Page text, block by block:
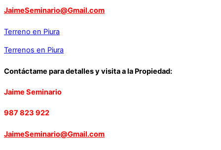
JaimeSeminario@Gmail.com
Terreno en Piura
Terrenos en Piura
Contáctame para detalles y visita a la Propiedad:
Jaime Seminario
987 823 922
JaimeSeminario@Gmail.com